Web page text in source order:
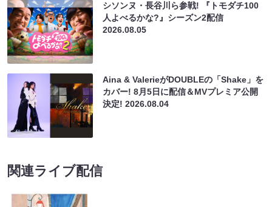
シソンヌ・長谷川ら参戦! 『トモダチ100
人よべるかな?』シーズン2配信
2026.08.05
Aina & ValerieがDOUBLEの「Shake」を
カバー! 8月5日に配信＆MVプレミア公開
決定!2026.08.04
関連ライブ配信